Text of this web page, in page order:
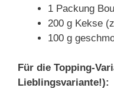
1 Packung
200 g Kekse
100 g
Für die Topping-
Lieblingsvariante!):